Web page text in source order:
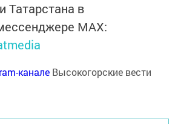
Татарстана в
MАХ:
канале Высокогорские вести